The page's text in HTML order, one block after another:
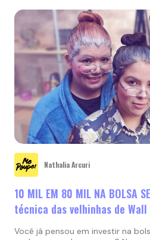
Nathalia Arcuri
10 MIL EM 80 MIL NA BOLSA
técnica das velhinhas de
Você já pensou em investir na